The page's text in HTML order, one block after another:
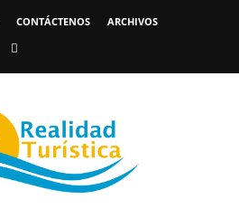
CONTÁCTENOS ARCHIVOS